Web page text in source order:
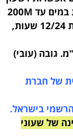
"נודניק", סיגנל שעה עגולה, עמידות במים עד 200M
צלילה, תאריכון אוטומטי מלא, תצוגת 12/24 שעות,
מ"מ. רוחב 48.9 מ"מ. גובה (עובי)
של חברת
בישראל.
של שעוני